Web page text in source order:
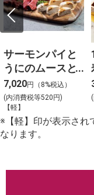
サーモンパイと
うにのムースと3
種冷菜のアソー
ト_【Y-4】
7,020円（8%税込）
(内消費税等520円)
【軽】
※【軽】印が表示され
なります。